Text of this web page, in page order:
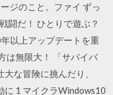
ジのこと。ファイ ずっ
闘だ！ ひとりで遊ぶ？
以上アップデートを重
は無限大！ 「サバイバ
な冒険に挑んだり、
に 1 マイクラWindows10